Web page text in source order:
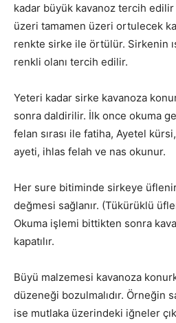
kadar büyük kavanoz tercih
üzeri tamamen üzeri ortulecek
renkte sirke ile örtülür. Sirkenin
renkli olanı tercih edilir.
Yeteri kadar sirke kavanoza
sonra daldirilir. İlk once okuma
felan sırası ile fatiha, Ayetel
ayeti, ihlas felah ve nas okunur.
Her sure bitiminde sirkeye
değmesi sağlanır. (Tükürüklü
Okuma işlemi bittikten sonra
kapatılır.
Büyü malzemesi kavanoza
düzeneği bozulmalıdır. Örneğin
ise mutlaka üzerindeki iğneler